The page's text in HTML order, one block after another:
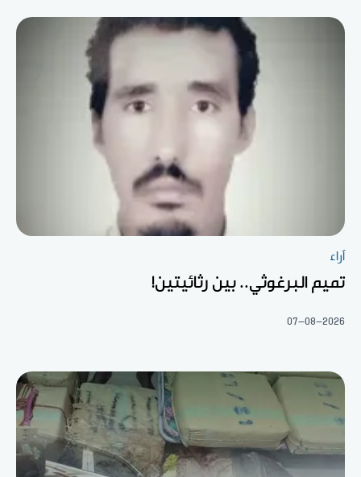
آراء
تميم البرغوثي.. بين رثائيتين!
07-08-2026